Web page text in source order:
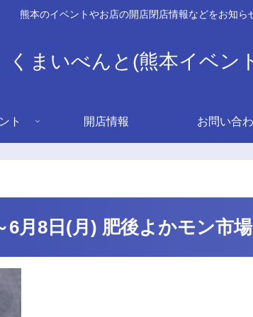
熊本のイベントやお店の開店閉店情報などをお知ら
くまいべんと(熊本イベン
ト 開店情報 お問い合
6月8日(月) 肥後よかモン市